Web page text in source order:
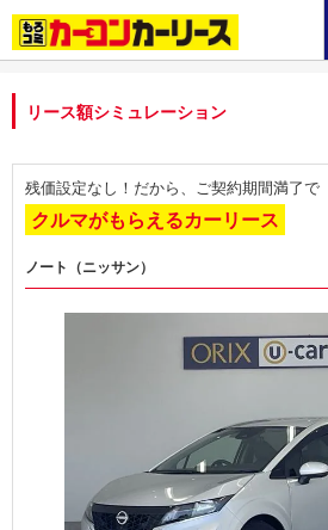
リース額シミュレーション
残価設定なし！だから、ご契約期間満了で
クルマがもらえるカーリース
ノート（ニッサン）